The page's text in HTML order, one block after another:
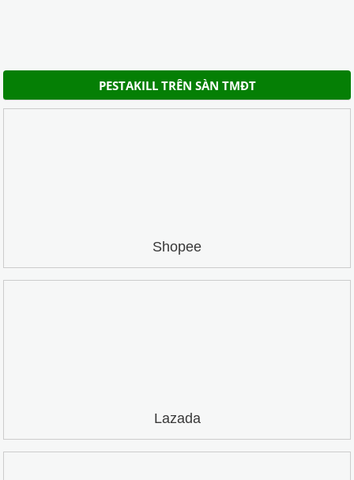
PESTAKILL TRÊN SÀN TMĐT
Shopee
Lazada